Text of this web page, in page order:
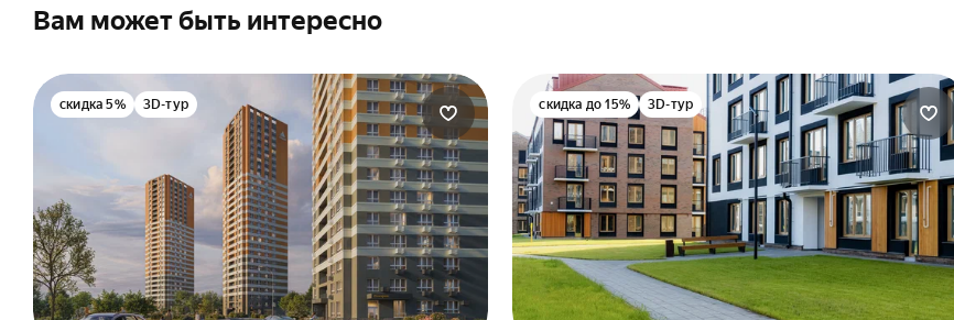
Подобрать квартиру
в ипотеку
Вам может быть интересно
скидка 5% 3D-тур скидка до 15% 3D-тур